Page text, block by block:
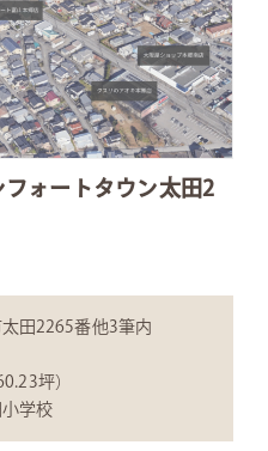
フォートタウン太田2
田2265番他3筆内
坪）
学校